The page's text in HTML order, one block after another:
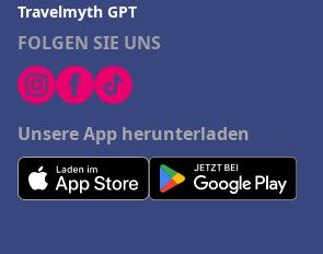
FOLGEN SIE UNS
Unsere App herunterladen
Travelmyth GPT